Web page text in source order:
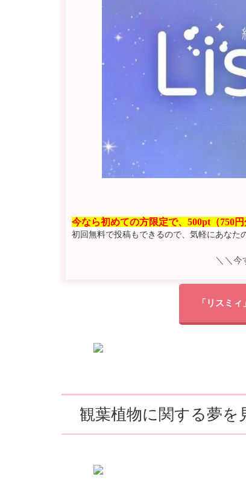
今なら初めての方限定で、500pt（750
初回無料で投稿もできるので、気軽にあなた
＼＼今
「リスミ
観葉植物に関する夢を